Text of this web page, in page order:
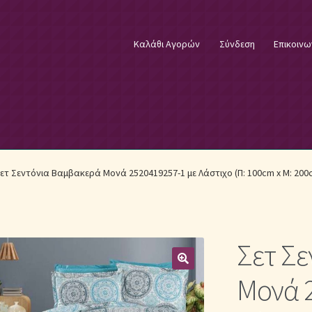
Καλάθι Αγορών Σύνδεση
Λευκά Είδη ΕπικοινωνίαΕπιστροφές Προϊόντων Η
Μονόχρωμα Κουβερλί με Διαχρονική Κομψότητα
Μονόχρωμα Σετ ΣεντόνιαΜονόχρωμες
Σεντόνια Βαμβακερά Μονά 2520419257-1 με Λάστιχο (Π: 100cm x Μ:
Σετ
Μονά